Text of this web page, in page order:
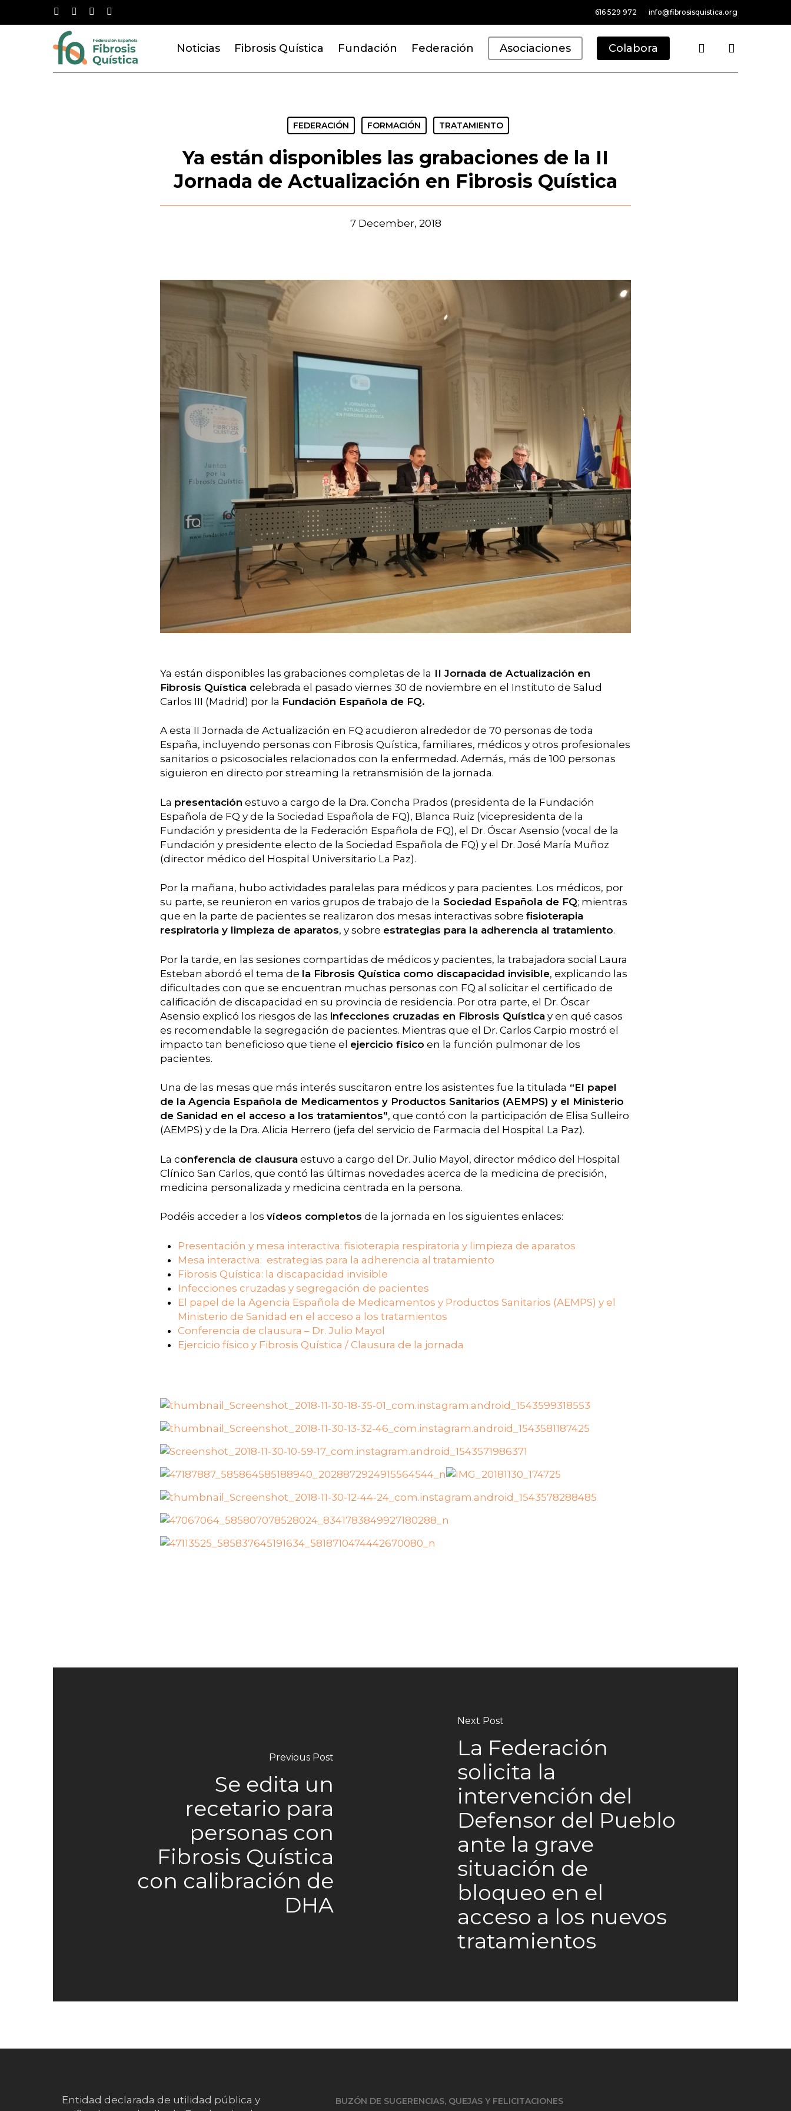
616 529 972 info@fibrosisquistica.org
Hit enter to search or ESC to close
Noticias Fibrosis Quística Fundación Federación Asociaciones Colabora search
FEDERACIÓN FORMACIÓN TRATAMIENTO
Ya están disponibles las grabaciones de la II
Jornada de Actualización en Fibrosis Quística
7 December, 2018
Ya están disponibles las grabaciones completas de la II Jornada de Actualización en
Fibrosis Quística celebrada el pasado viernes 30 de noviembre en el Instituto de Salud
Carlos III (Madrid) por la Fundación Española de FQ.
A esta II Jornada de Actualización en FQ acudieron alrededor de 70 personas de toda
España, incluyendo personas con Fibrosis Quística, familiares, médicos y otros profesionales
sanitarios o psicosociales relacionados con la enfermedad. Además, más de 100 personas
siguieron en directo por streaming la retransmisión de la jornada.
La presentación estuvo a cargo de la Dra. Concha Prados (presidenta de la Fundación
Española de FQ y de la Sociedad Española de FQ), Blanca Ruiz (vicepresidenta de la
Fundación y presidenta de la Federación Española de FQ), el Dr. Óscar Asensio (vocal de la
Fundación y presidente electo de la Sociedad Española de FQ) y el Dr. José María Muñoz
(director médico del Hospital Universitario La Paz).
Por la mañana, hubo actividades paralelas para médicos y para pacientes. Los médicos, por
su parte, se reunieron en varios grupos de trabajo de la Sociedad Española de FQ; mientras
que en la parte de pacientes se realizaron dos mesas interactivas sobre fisioterapia
respiratoria y limpieza de aparatos, y sobre estrategias para la adherencia al tratamiento.
Por la tarde, en las sesiones compartidas de médicos y pacientes, la trabajadora social Laura
Esteban abordó el tema de la Fibrosis Quística como discapacidad invisible, explicando las
dificultades con que se encuentran muchas personas con FQ al solicitar el certificado de
calificación de discapacidad en su provincia de residencia. Por otra parte, el Dr. Óscar
Asensio explicó los riesgos de las infecciones cruzadas en Fibrosis Quística y en qué casos
es recomendable la segregación de pacientes. Mientras que el Dr. Carlos Carpio mostró el
impacto tan beneficioso que tiene el ejercicio físico en la función pulmonar de los
pacientes.
Una de las mesas que más interés suscitaron entre los asistentes fue la titulada “El papel
de la Agencia Española de Medicamentos y Productos Sanitarios (AEMPS) y el Ministerio
de Sanidad en el acceso a los tratamientos”, que contó con la participación de Elisa Sulleiro
(AEMPS) y de la Dra. Alicia Herrero (jefa del servicio de Farmacia del Hospital La Paz).
La conferencia de clausura estuvo a cargo del Dr. Julio Mayol, director médico del Hospital
Clínico San Carlos, que contó las últimas novedades acerca de la medicina de precisión,
medicina personalizada y medicina centrada en la persona.
Podéis acceder a los vídeos completos de la jornada en los siguientes enlaces:
Presentación y mesa interactiva: fisioterapia respiratoria y limpieza de aparatos
Mesa interactiva: estrategias para la adherencia al tratamiento
Fibrosis Quística: la discapacidad invisible
Infecciones cruzadas y segregación de pacientes
El papel de la Agencia Española de Medicamentos y Productos Sanitarios (AEMPS) y el
Ministerio de Sanidad en el acceso a los tratamientos
Conferencia de clausura – Dr. Julio Mayol
Ejercicio físico y Fibrosis Quística / Clausura de la jornada
Previous Post
Se edita un
recetario para
personas con
Fibrosis Quística
con calibración de
DHA
Next Post
La Federación
solicita la
intervención del
Defensor del Pueblo
ante la grave
situación de
bloqueo en el
acceso a los nuevos
tratamientos
Entidad declarada de utilidad pública y
BUZÓN DE SUGERENCIAS, QUEJAS Y FELICITACIONES